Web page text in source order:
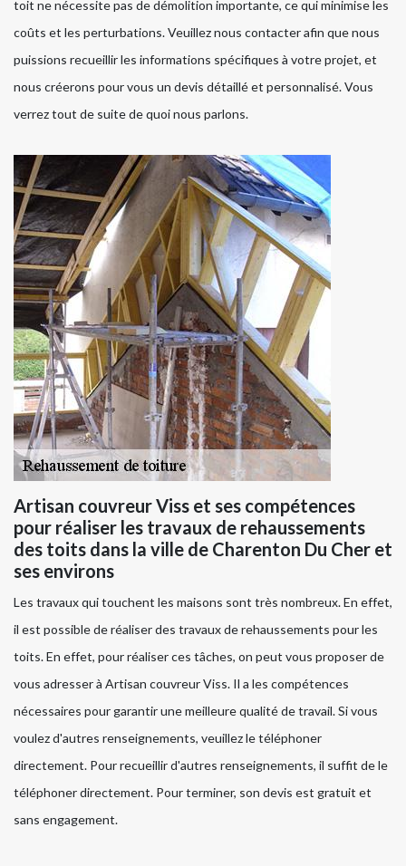
toit ne nécessite pas de démolition importante, ce qui minimise les
coûts et les perturbations. Veuillez nous contacter afin que nous
puissions recueillir les informations spécifiques à votre projet, et
nous créerons pour vous un devis détaillé et personnalisé. Vous
verrez tout de suite de quoi nous parlons.
Artisan couvreur Viss et ses compétences
pour réaliser les travaux de rehaussements
des toits dans la ville de Charenton Du Cher et
ses environs
Les travaux qui touchent les maisons sont très nombreux. En effet,
il est possible de réaliser des travaux de rehaussements pour les
toits. En effet, pour réaliser ces tâches, on peut vous proposer de
vous adresser à Artisan couvreur Viss. Il a les compétences
nécessaires pour garantir une meilleure qualité de travail. Si vous
voulez d'autres renseignements, veuillez le téléphoner
directement. Pour recueillir d'autres renseignements, il suffit de le
téléphoner directement. Pour terminer, son devis est gratuit et
sans engagement.